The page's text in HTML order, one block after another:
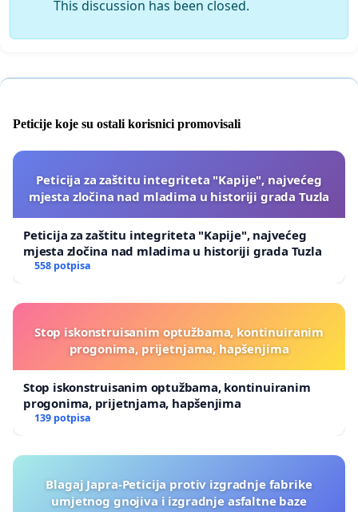
This discussion has been closed.
Peticije koje su ostali korisnici promovisali
Peticija za zaštitu integriteta "Kapije", najvećeg
mjesta zločina nad mladima u historiji grada Tuzla
Peticija za zaštitu integriteta "Kapije", najvećeg
mjesta zločina nad mladima u historiji grada Tuzla
558 potpisa
Stop iskonstruisanim optužbama, kontinuiranim
progonima, prijetnjama, hapšenjima
Stop iskonstruisanim optužbama, kontinuiranim
progonima, prijetnjama, hapšenjima
139 potpisa
Blagaj Japra-Peticija protiv izgradnje fabrike
umjetnog gnojiva i izgradnje asfaltne baze